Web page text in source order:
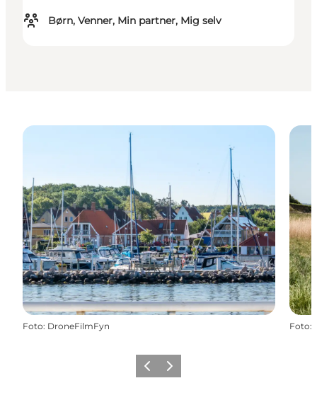
Børn, Venner, Min partner, Mig selv
Foto: DroneFilmFyn Foto:
ForrigeNæste